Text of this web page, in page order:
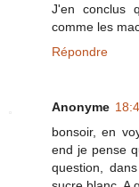
J'en conclus
comme les
Répondre
Anonyme
bonsoir, en
end je pense
question,